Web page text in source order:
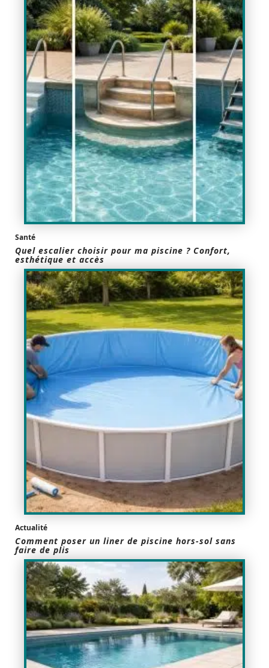
Santé
Quel escalier choisir pour ma piscine ? Confort,
esthétique et accès
Actualité
Comment poser un liner de piscine hors-sol sans
faire de plis